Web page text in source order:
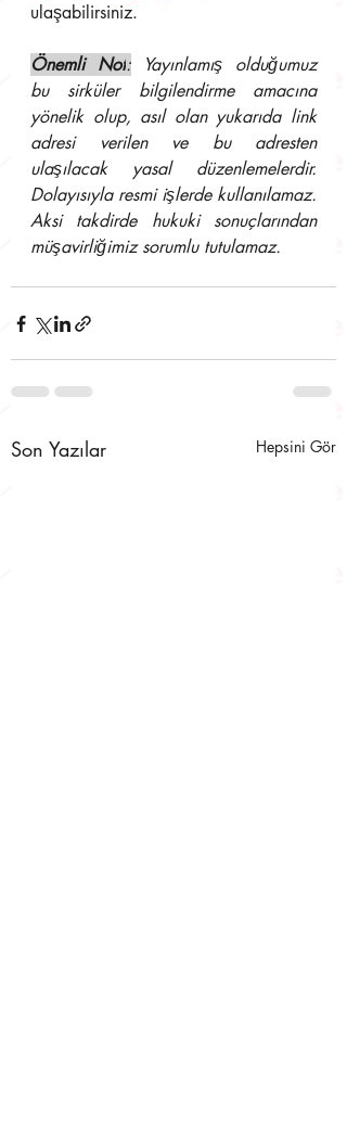
ulaşabilirsiniz.
Önemli Not: Yayınlamış olduğumuz
bu sirküler bilgilendirme amacına
yönelik olup, asıl olan yukarıda link
adresi verilen ve bu adresten
ulaşılacak yasal düzenlemelerdir.
Dolayısıyla resmi işlerde kullanılamaz.
Aksi takdirde hukuki sonuçlarından
müşavirliğimiz sorumlu tutulamaz.
Son Yazılar Hepsini Gör